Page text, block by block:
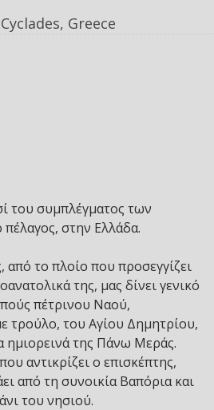
Greece
του συμπλέγματος των
στην Ελλάδα.
από το πλοίο που προσεγγίζει
της, μας δίνει γενικό
πέτρινου Ναού,
τρούλο, του Αγίου Δημητρίου,
ημιορεινά της Πάνω Μεράς.
αντικρίζει ο επισκέπτης,
από τη συνοικία Βαπόρια και
του νησιού.